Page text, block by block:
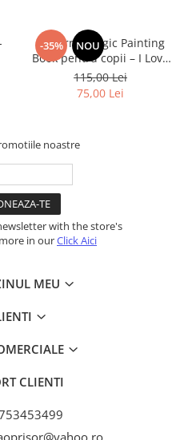
-35% NOU
Usborne Magic Painting
Book pentru copii – I Love
You Bunny / Easter Magic
Painting
115,00 Lei
75,00 Lei
noastre
with the store's
in ourClick Aici
MEU
CLIENTI